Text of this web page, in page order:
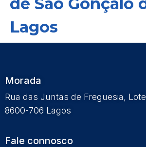
Lagos
Morada
Rua das Juntas de Freguesia, Lote
8600-706 Lagos
Fale connosco